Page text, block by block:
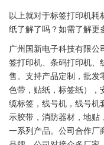
以上就对于标签打印机耗
纸了解了吗？如需了解更
广州 国新电子科技有限公
签打印机、 条码打印机、
售。支持产品定制，批发
色带 ， 贴纸 ， 标签纸），
缆标签 ，线号机，线号机
示胶带，消防器材，地贴
一系列产品。公司合作厂